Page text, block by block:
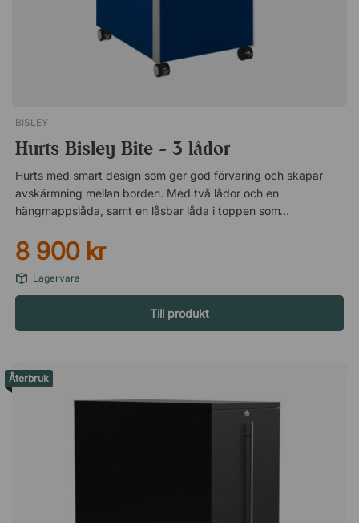
BISLEY
Hurts Bisley Bite - 3 lådor
Hurts med smart design som ger god förvaring och skapar
avskärmning mellan borden. Med två lådor och en
hängmappslåda, samt en låsbar låda i toppen som öppnas på
max 20 kilo vardera. Hängmappslåda som tål max 40 kilo.
Praktisk topplåda med lås. Med integrerad whiteboard.
8 900 kr
Lagervara
Till produkt
Återbruk